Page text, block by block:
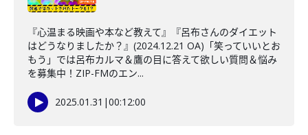
『心温まる映画や本など教えて』『呂布さんのダイエット
はどうなりましたか？』(2024.12.21 OA)「笑っていいとお
もう」では呂布カルマ＆鷹の目に答えて欲しい質問＆悩み
を募集中！ZIP-FMのエン...
2025.01.31 |00:12:00